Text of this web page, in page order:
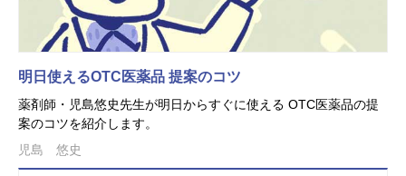
明日使えるOTC医薬品 提案のコツ
薬剤師・児島悠史先生が明日からすぐに使える OTC医薬品の提
案のコツを紹介します。
児島 悠史